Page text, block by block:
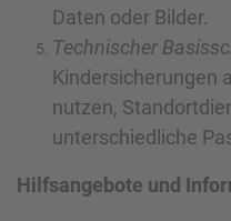
Daten oder Bilder.
Technischer
Kindersicherungen
nutzen,
unterschiedliche
Hilfsangebote und